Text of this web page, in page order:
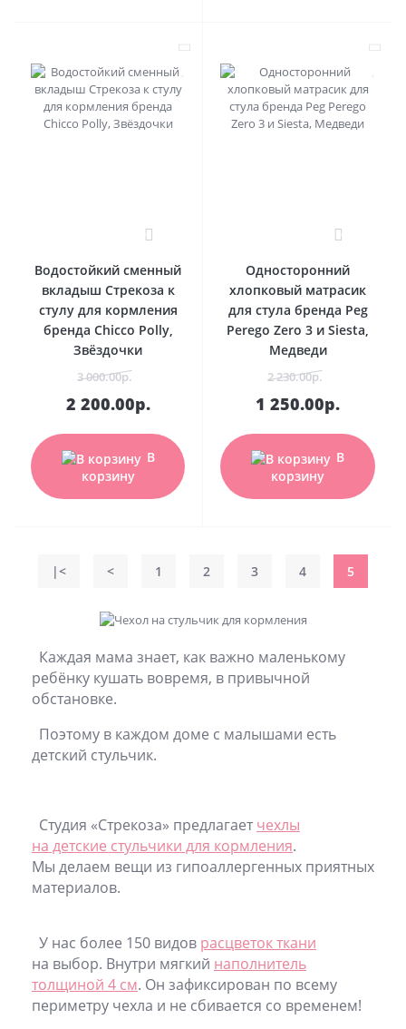
Водостойкий сменный
вкладыш Стрекоза к
стулу для кормления
бренда Chicco Polly,
Звёздочки
3 000.00р.
2 200.00р.
В
корзину
Односторонний
хлопковый матрасик
для стула бренда Peg
Perego Zero 3 и Siesta,
Медведи
2 230.00р.
1 250.00р.
В
корзину
|< < 1 2 3 4 5
Каждая мама знает, как важно маленькому
ребёнку кушать вовремя, в привычной
обстановке.
Поэтому в каждом доме с малышами есть
детский стульчик.
Студия «Стрекоза» предлагает чехлы
на детские стульчики для кормления.
Мы делаем вещи из гипоаллергенных приятных
материалов.
У нас более 150 видов расцветок ткани
на выбор. Внутри мягкий наполнитель
толщиной 4 см. Он зафиксирован по всему
периметру чехла и не сбивается со временем!